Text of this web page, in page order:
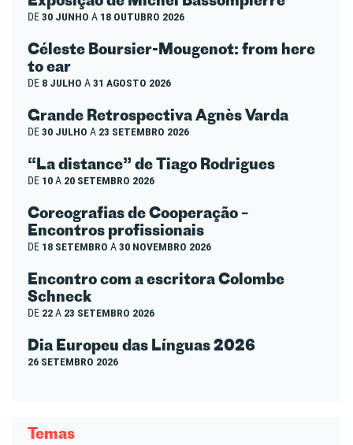
DE30 JUNHO A 18 OUTUBRO 2026
Céleste Boursier-Mougenot: from here
to ear
DE 8 JULHO A31 AGOSTO 2026
Grande Retrospectiva Agnès Varda
DE30 JULHO A 23 SETEMBRO 2026
“La distance” de Tiago Rodrigues
DE 10A 20 SETEMBRO 2026
Coreografias de Cooperação –
Encontros profissionais
DE 18 SETEMBRO A30 NOVEMBRO 2026
Encontro com a escritora Colombe
Schneck
DE 22A 23 SETEMBRO 2026
Dia Europeu das Línguas 2026
26 SETEMBRO 2026
Temas